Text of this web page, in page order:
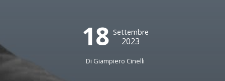
18 Settembre
2023
Di Giampiero Cinelli